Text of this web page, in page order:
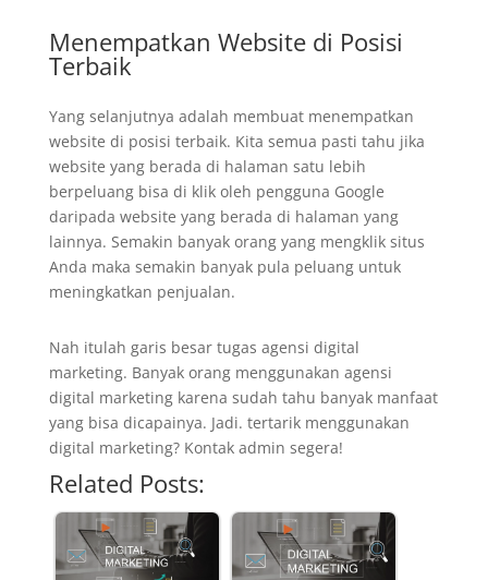
Menempatkan Website di Posisi
Terbaik
Yang selanjutnya adalah membuat menempatkan
website di posisi terbaik. Kita semua pasti tahu jika
website yang berada di halaman satu lebih
berpeluang bisa di klik oleh pengguna Google
daripada website yang berada di halaman yang
lainnya. Semakin banyak orang yang mengklik situs
Anda maka semakin banyak pula peluang untuk
meningkatkan penjualan.
Nah itulah garis besar tugas agensi digital
marketing. Banyak orang menggunakan agensi
digital marketing karena sudah tahu banyak manfaat
yang bisa dicapainya. Jadi. tertarik menggunakan
digital marketing? Kontak admin segera!
Related Posts: